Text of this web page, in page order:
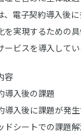
、電子契約導入後
を実現するための具
ービスを導入して
容
導入後の課題
導入後に課題が発
ドシートでの課題